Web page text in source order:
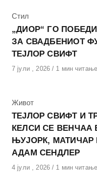
КАтегорија
Стил
„ДИОР“ ГО
ЗА СВАДБЕНИОТ
ТЕЈЛОР СВИФТ
Објавено
7 јули , 2026 1 мин читање
КАтегорија
Живот
ТЕЈЛОР СВИФТ И
КЕЛСИ СЕ ВЕНЧАА
ЊУЈОРК,
АДАМ СЕНДЛЕР
Објавено
4 јули , 2026 1 мин читање